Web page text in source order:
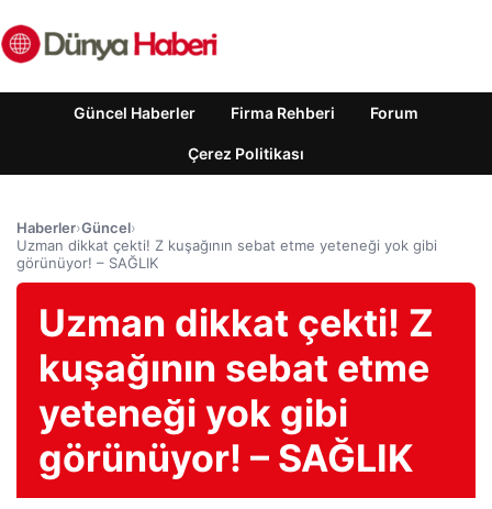
Güncel Haberler Firma Rehberi Forum
Çerez Politikası
Haberler›Güncel›
Uzman dikkat çekti! Z kuşağının sebat etme yeteneği yok gibi
görünüyor! – SAĞLIK
Uzman dikkat çekti! Z
kuşağının sebat etme
yeteneği yok gibi
görünüyor! – SAĞLIK